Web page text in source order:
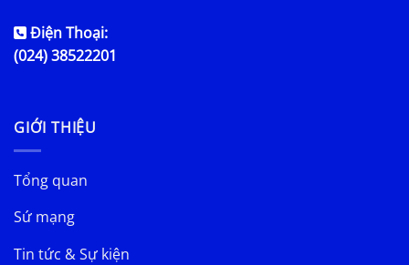
Điện Thoại:
(024) 38522201
GIỚI THIỆU
Tổng quan
Sứ mạng
Tin tức & Sự kiện